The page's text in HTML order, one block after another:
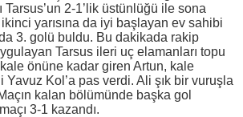
Tarsus’un 2-1’lik üstünlüğü ile sona
yarısına da iyi başlayan ev sahibi
3. golü buldu. Bu dakikada rakip
Tarsus ileri uç elamanları topu
önüne kadar giren Artun, kale
Kol’a pas verdi. Ali şık bir vuruşla
kalan bölümünde başka gol
3-1 kazandı.